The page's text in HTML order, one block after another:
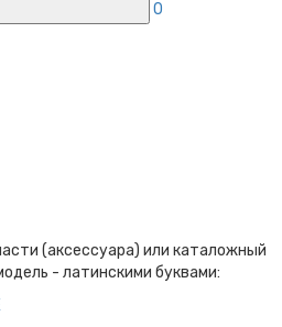
0
(аксессуара) или каталожный
- латинскими буквами: